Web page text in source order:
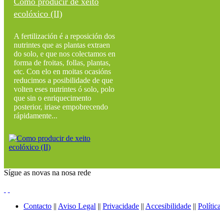
ecolóxico (II)
A fertilización é a reposición dos
nutrintes que as plantas extraen
do solo, e que nos colectamos en
forma de froitas, follas, plantas,
etc. Con elo en moitas ocasións
reducimos a posibilidade de que
volten eses nutrintes ó solo, polo
que sin o enriquecimento
posterior, iriase empobrecendo
rápidamente...
Sígue as novas na nosa rede
Contacto || Aviso Legal || Privacidade || Accesibilidade ||